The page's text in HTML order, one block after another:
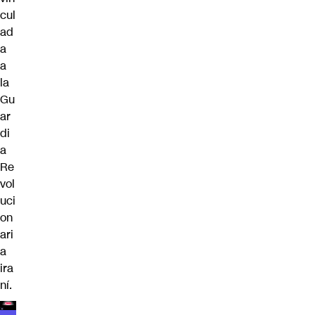
cul
ad
a
a
la
Gu
ar
di
a
Re
vol
uci
on
ari
a
ira
ní.